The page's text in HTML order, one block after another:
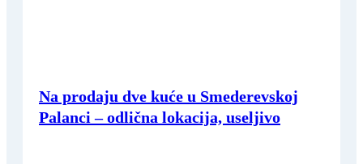
Na prodaju dve kuće u Smederevskoj
Palanci – odlična lokacija, useljivo